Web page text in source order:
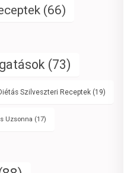
(66)
(73)
Szilveszteri Receptek (19)
Uzsonna (17)